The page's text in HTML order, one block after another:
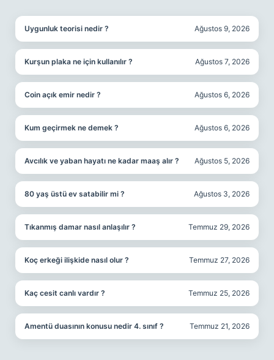
Uygunluk teorisi nedir ? Ağustos 9, 2026
Kurşun plaka ne için kullanılır ? Ağustos 7, 2026
Coin açık emir nedir ? Ağustos 6, 2026
Kum geçirmek ne demek ? Ağustos 6, 2026
Avcılık ve yaban hayatı ne kadar maaş alır ? Ağustos 5, 2026
80 yaş üstü ev satabilir mi ? Ağustos 3, 2026
Tıkanmış damar nasıl anlaşılır ? Temmuz 29, 2026
Koç erkeği ilişkide nasıl olur ? Temmuz 27, 2026
Kaç cesit canlı vardır ? Temmuz 25, 2026
Amentü duasının konusu nedir 4. sınıf ? Temmuz 21, 2026